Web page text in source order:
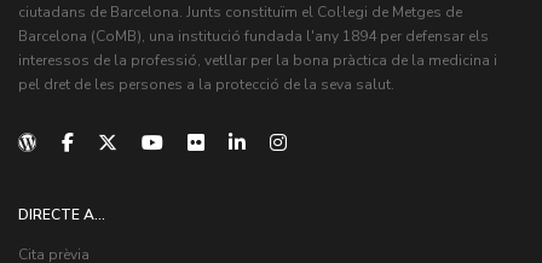
ciutadans de Barcelona. Junts constituïm el Col·legi de Metges de
Barcelona (CoMB), una institució fundada l'any 1894 per defensar els
interessos de la professió, vetllar per la bona pràctica de la medicina i
pel dret de les persones a la protecció de la seva salut.
DIRECTE A...
Cita prèvia